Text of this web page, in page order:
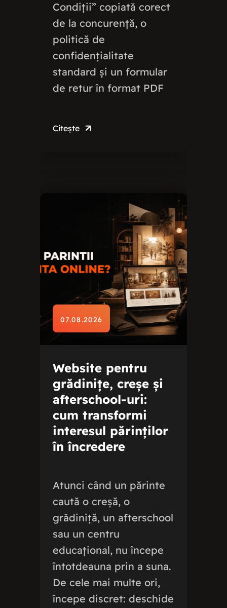
Condiții” copiată corect
de la concurență, o
politică de
confidențialitate
standard și un formular
de retur în format PDF
Citește
07.08.2026
Website pentru
grădinițe, creșe și
afterschool-uri:
cum transformi
interesul părinților
în încredere
Atunci când un părinte
caută o creșă, o
grădiniță, un afterschool
sau un centru
educațional, nu începe
întotdeauna prin a suna.
De cele mai multe ori,
începe discret: deschide